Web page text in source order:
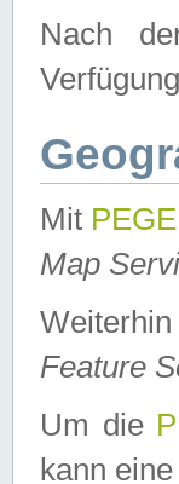
Nach
Mit
Map
Feature
Um die
kann eine